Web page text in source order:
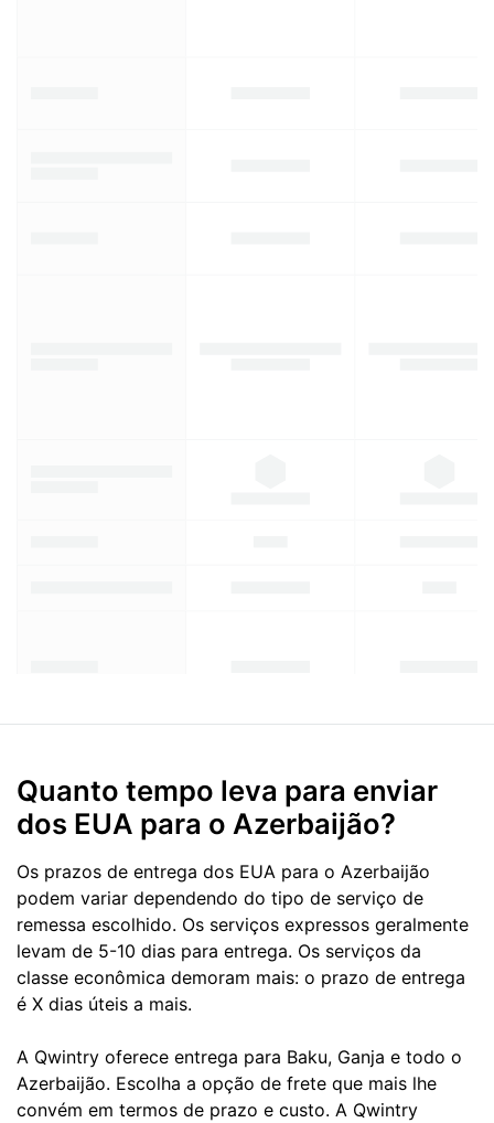
Quanto tempo leva para enviar
dos EUA para o Azerbaijão?
Os prazos de entrega dos EUA para o Azerbaijão
podem variar dependendo do tipo de serviço de
remessa escolhido. Os serviços expressos geralmente
levam de 5-10 dias para entrega. Os serviços da
classe econômica demoram mais: o prazo de entrega
é X dias úteis a mais.
A Qwintry oferece entrega para Baku, Ganja e todo o
Azerbaijão. Escolha a opção de frete que mais lhe
convém em termos de prazo e custo. A Qwintry